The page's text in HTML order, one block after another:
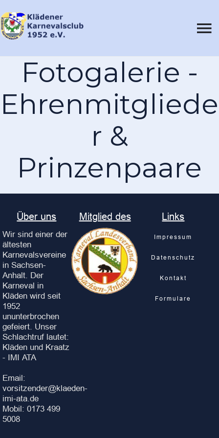
Fotogalerie -
Ehrenmitgliede
r &
Prinzenpaare
Über uns
Wir sind einer der
ältesten
Karnevalsvereine
in Sachsen-
Anhalt. Der
Karneval in
Kläden wird seit
1952
ununterbrochen
gefeiert. Unser
Schlachtruf lautet:
Kläden und Kraatz
- IMI ATA
Email:
vorsitzender@klaeden-
imi-ata.de
Mobil: 0173 499
5008
Mitglied des Links
Impressum
Datenschutz
Kontakt
Formulare